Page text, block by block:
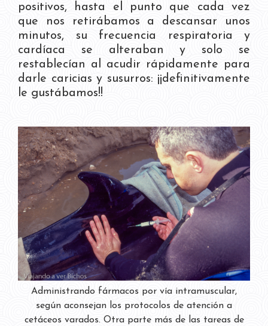
positivos, hasta el punto que cada vez
que nos retirábamos a descansar unos
minutos, su frecuencia respiratoria y
cardíaca se alteraban y solo se
restablecían al acudir rápidamente para
darle caricias y susurros: ¡¡definitivamente
le gustábamos!!
Administrando fármacos por vía intramuscular,
según aconsejan los protocolos de atención a
cetáceos varados. Otra parte más de las tareas de